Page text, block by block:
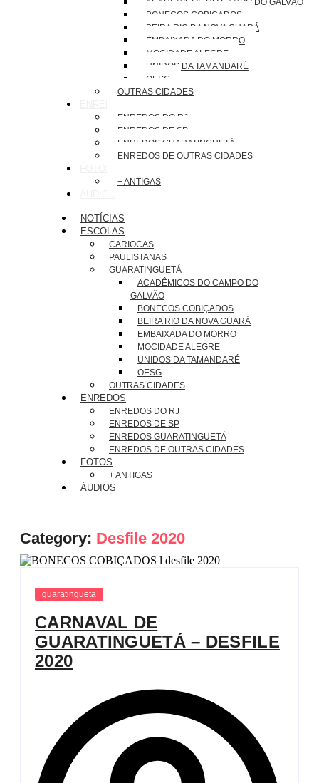
BONECOS COBIÇADOS
BEIRA RIO DA NOVA GUARÁ
EMBAIXADA DO MORRO
MOCIDADE ALEGRE
UNIDOS DA TAMANDARÉ
OESG
OUTRAS CIDADES
ENREDOS DO RJ
ENREDOS DE SP
ENREDOS GUARATINGUETÁ
ENREDOS DE OUTRAS CIDADES
+ ANTIGAS
NOTÍCIAS
ESCOLAS
CARIOCAS
PAULISTANAS
GUARATINGUETÁ
ACADÊMICOS DO CAMPO DO
GALVÃO
BONECOS COBIÇADOS
BEIRA RIO DA NOVA GUARÁ
EMBAIXADA DO MORRO
MOCIDADE ALEGRE
UNIDOS DA TAMANDARÉ
OESG
OUTRAS CIDADES
ENREDOS
ENREDOS DO RJ
ENREDOS DE SP
ENREDOS GUARATINGUETÁ
ENREDOS DE OUTRAS CIDADES
FOTOS
+ ANTIGAS
ÁUDIOS
Category: Desfile 2020
guaratingueta
CARNAVAL DE
GUARATINGUETÁ – DESFILE
2020